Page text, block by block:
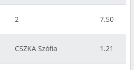
2 7.50
CSZKA Szófia 1.21